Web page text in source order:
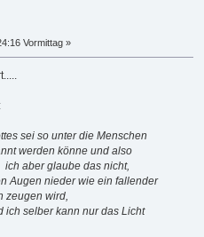
Vormittag »
sei so unter die Menschen
werden könne und also
aber glaube das nicht,
Augen nieder wie ein fallender
zeugen wird,
ich selber kann nur das Licht